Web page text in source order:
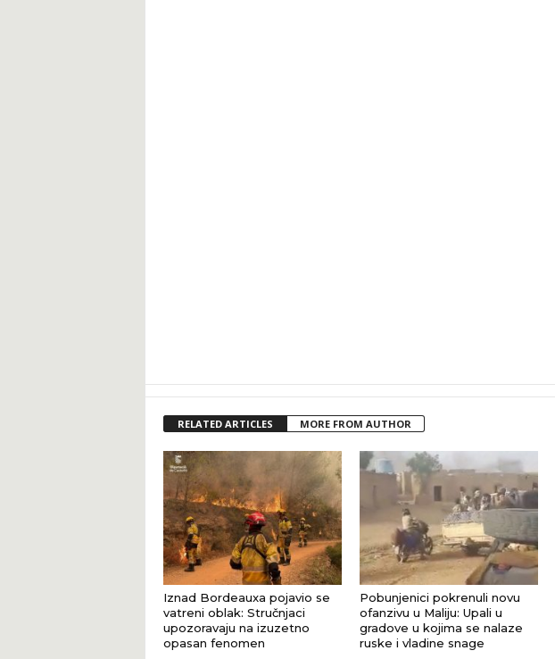
RELATED ARTICLES MORE FROM AUTHOR
Iznad Bordeauxa pojavio se
vatreni oblak: Stručnjaci
upozoravaju na izuzetno
opasan fenomen
Pobunjenici pokrenuli novu
ofanzivu u Maliju: Upali u
gradove u kojima se nalaze
ruske i vladine snage